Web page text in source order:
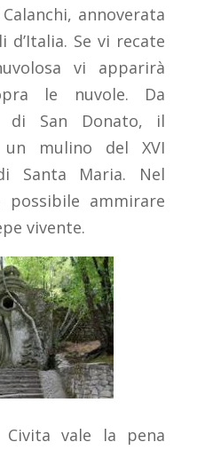
annoverata
Se vi recate
vi apparirà
le nuvole. Da
di San Donato, il
un mulino del XVI
Santa Maria. Nel
ammirare
vivente.
vale la pena